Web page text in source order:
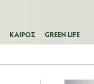
ΚΑΙΡΟΣ GREEN LIFE